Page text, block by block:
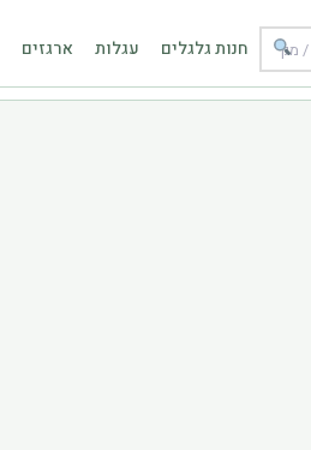
חנות גלגלים עגלות ארגזים